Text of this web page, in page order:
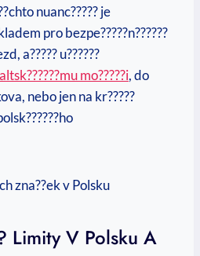
nuanc????? je
pro bezpe?????n??????
a????? u??????
mo?????i, do
nebo jen na kr?????
Limity V Polsku A